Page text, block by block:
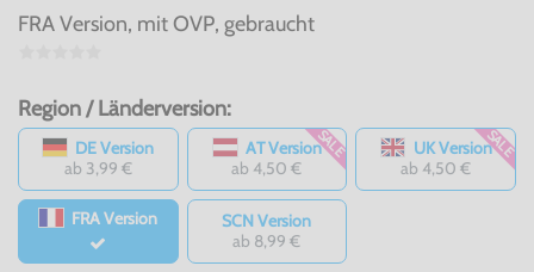
FRA Version, mit OVP, gebraucht
Region / Länderversion:
DE Version
ab 3,99 €
AT Version
ab 4,50 €
SALE
UK Version
ab 4,50 €
SALE
FRA Version
SCN Version
ab 8,99 €